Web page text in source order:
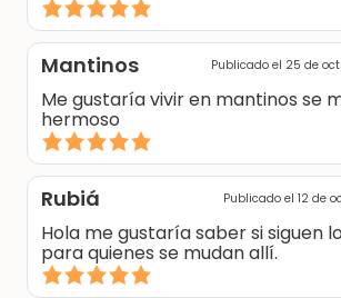
Mantinos Publicado el 25 de
Me gustaría vivir en mantinos se
hermoso
Rubiá Publicado el 12 de
Hola me gustaría saber si siguen
para quienes se mudan allí.